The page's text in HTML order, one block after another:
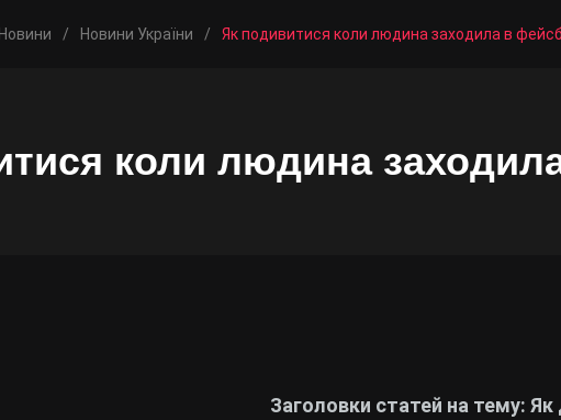
Новини / Новини України / Як подивитися коли людина заходила в
коли людина
Заголовки статей на тему: